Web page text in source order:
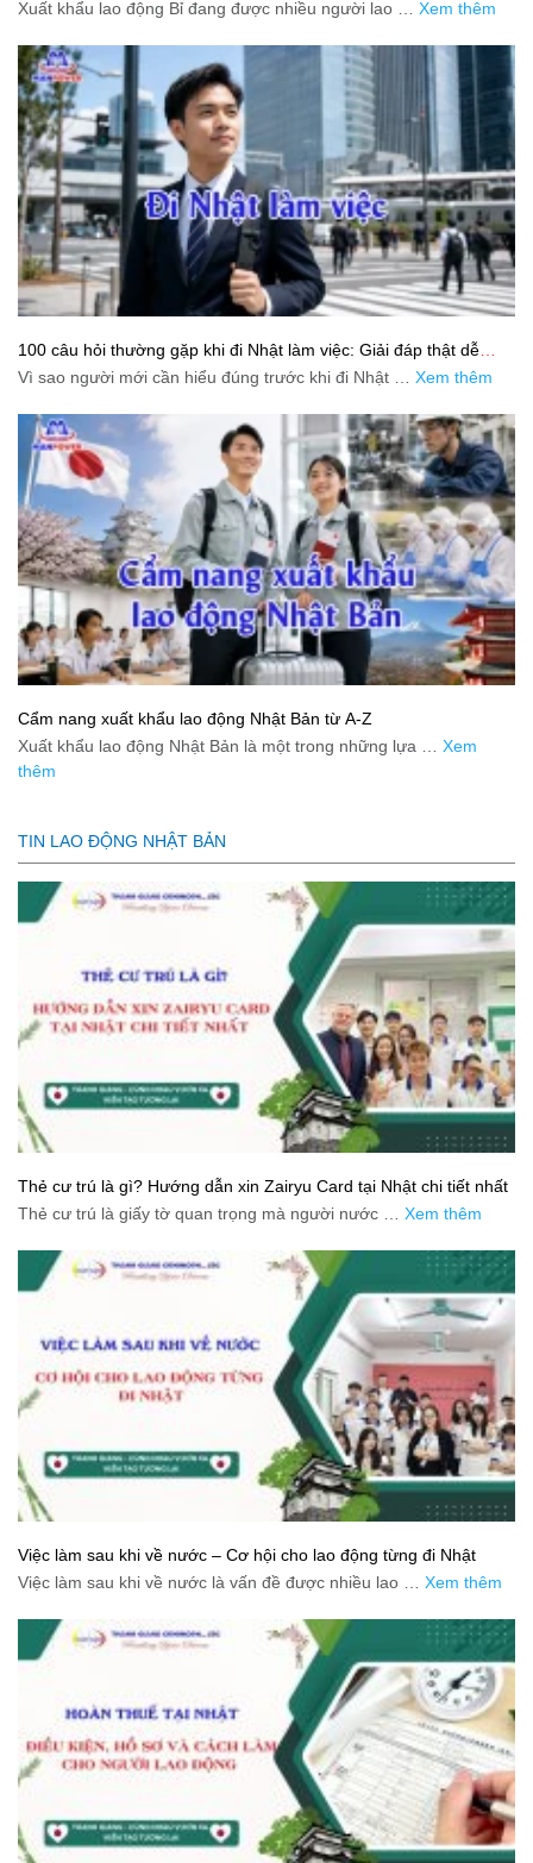
Xuất khẩu lao động Bỉ đang được nhiều người lao … Xem thêm
100 câu hỏi thường gặp khi đi Nhật làm việc: Giải đáp thật dễ
hiểu cho người mới bắt đầu
Vì sao người mới cần hiểu đúng trước khi đi Nhật … Xem thêm
Cẩm nang xuất khẩu lao động Nhật Bản từ A-Z
Xuất khẩu lao động Nhật Bản là một trong những lựa … Xem
thêm
TIN LAO ĐỘNG NHẬT BẢN
Thẻ cư trú là gì? Hướng dẫn xin Zairyu Card tại Nhật chi tiết nhất
Thẻ cư trú là giấy tờ quan trọng mà người nước … Xem thêm
Việc làm sau khi về nước – Cơ hội cho lao động từng đi Nhật
Việc làm sau khi về nước là vấn đề được nhiều lao … Xem thêm